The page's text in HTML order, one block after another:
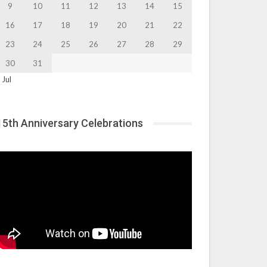
9 10 11 12 13 14
15
16
17 18 19 20 21
22
23
24 25 26 27 28
29
30
31
Jul
Anniversary Celebrations